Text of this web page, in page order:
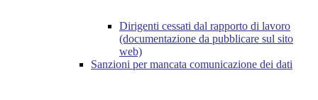
Dirigenti cessati dal rapporto di lavoro
(documentazione da pubblicare sul sito
web)
Sanzioni per mancata comunicazione dei dati